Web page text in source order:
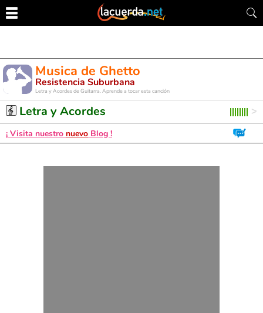
Musica de Ghetto
Resistencia Suburbana
Letra y Acordes de Guitarra. Aprende a tocar esta canción
Letra y Acordes
¡ Visita nuestro nuevo Blog !